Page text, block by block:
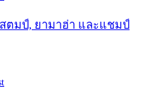
สตมป์, ยามาฮ่า และแชมป์